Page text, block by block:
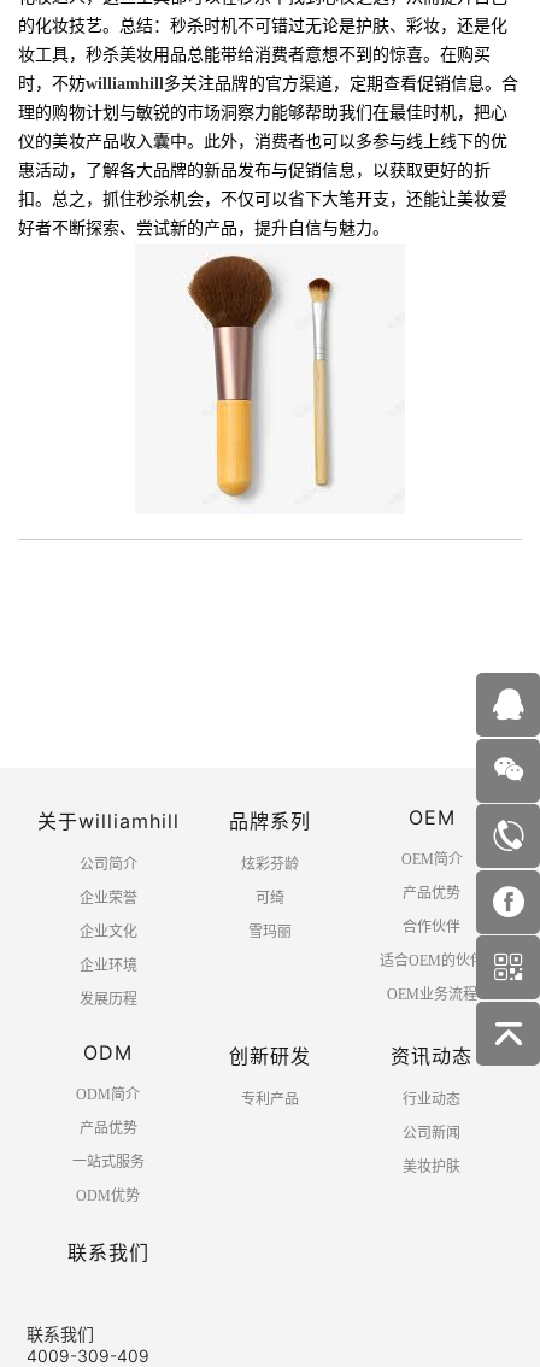
的化妆技艺。总结：秒杀时机不可错过无论是护肤、彩妆，还是化
妆工具，秒杀美妆用品总能带给消费者意想不到的惊喜。在购买
时，不妨williamhill多关注品牌的官方渠道，定期查看促销信息。合
理的购物计划与敏锐的市场洞察力能够帮助我们在最佳时机，把心
仪的美妆产品收入囊中。此外，消费者也可以多参与线上线下的优
惠活动，了解各大品牌的新品发布与促销信息，以获取更好的折
扣。总之，抓住秒杀机会，不仅可以省下大笔开支，还能让美妆爱
好者不断探索、尝试新的产品，提升自信与魅力。
关于williamhill
公司简介
企业荣誉
企业文化
企业环境
发展历程
品牌系列
炫彩芬龄
可绮
雪玛丽
OEM
OEM简介
产品优势
合作伙伴
适合OEM的伙伴
OEM业务流程
ODM
ODM简介
产品优势
一站式服务
ODM优势
创新研发
专利产品
资讯动态
行业动态
公司新闻
美妆护肤
联系我们
联系我们
4009-309-409